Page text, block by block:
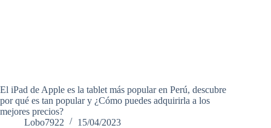
El iPad de Apple es la tablet más popular en Perú, descubre
por qué es tan popular y ¿Cómo puedes adquirirla a los
mejores precios?
Lobo7922
15/04/2023